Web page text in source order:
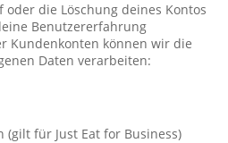
die Löschung deines Kontos
Benutzererfahrung
Kundenkonten können wir die
Daten verarbeiten:
für Just Eat for Business)